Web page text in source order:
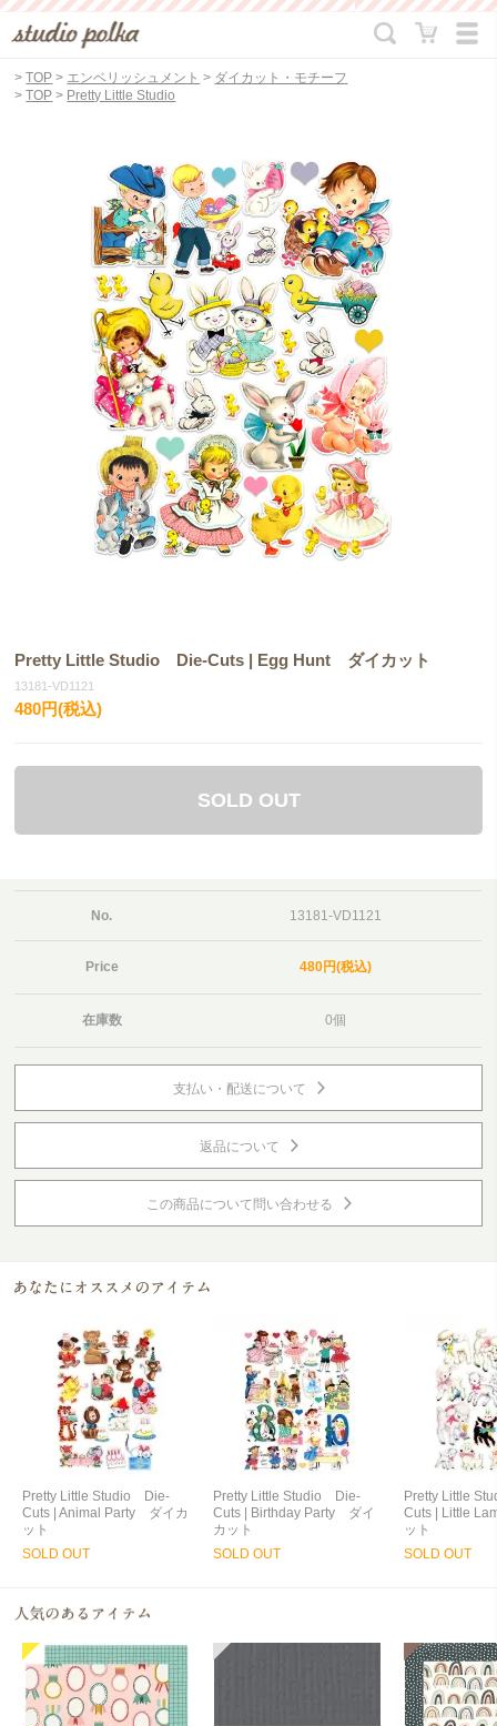
>TOP > エンベリッシュメント > ダイカット・モチーフ
>TOP > Pretty Little Studio
Pretty Little Studio Die-Cuts | Egg Hunt ダイカット
13181-VD1121
480円(税込)
SOLD OUT
No. 13181-VD1121
Price 480円(税込)
在庫数 0個
支払い・配送について
返品について
この商品について問い合わせる
Pretty Little Studio Die-
Cuts | Animal Party ダイカ
ット
SOLD OUT
Pretty Little Studio Die-
Cuts | Birthday Party ダイ
カット
SOLD OUT
Pretty Little
Cuts | Little
ット
SOLD OUT